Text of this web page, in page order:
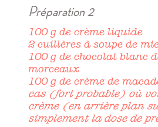
Préparation 2
100 g de crème liquide
2 cuillères à soupe de
100 g de chocolat blanc
morceaux
100 g de crème de
cas (fort probable) où
crème (en arrière plan
simplement la dose de